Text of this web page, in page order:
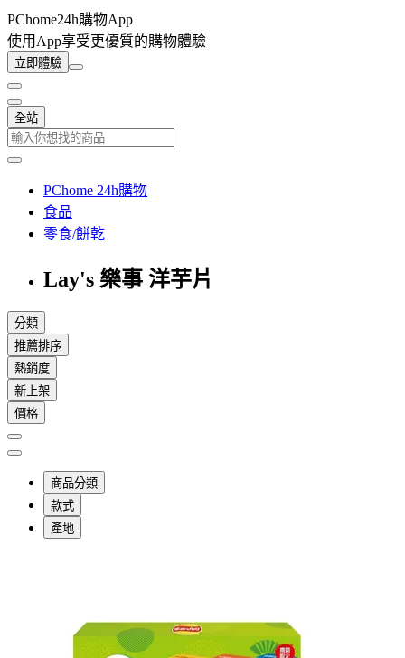
PChome24h購物App
使用App享受更優質的購物體驗
立即體驗
全站
PChome 24h購物
食品
零食/餅乾
Lay's 樂事 洋芋片
分類
推薦排序
熱銷度
新上架
價格
商品分類
款式
產地